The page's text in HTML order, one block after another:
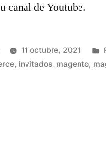
canal de Youtube.
11 octubre, 2021
, invitados, magento,